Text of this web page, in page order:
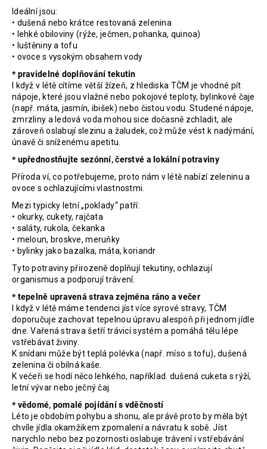
Ideální jsou:
• dušená nebo krátce restovaná zelenina
• lehké obiloviny (rýže, ječmen, pohanka, quinoa)
• luštěniny a tofu
• ovoce s vysokým obsahem vody
* pravidelné doplňování tekutin
I když v létě cítíme větší žízeň, z hlediska TČM je vhodné pít
nápoje, které jsou vlažné nebo pokojové teploty, bylinkové čaje
(např. máta, jasmín, ibišek) nebo čistou vodu. Studené nápoje,
zmrzliny a ledová voda mohou sice dočasně zchladit, ale
zároveň oslabují slezinu a žaludek, což může vést k nadýmání,
únavě či sníženému apetitu.
* upřednostňujte sezónní, čerstvé a lokální potraviny
Příroda ví, co potřebujeme, proto nám v létě nabízí zeleninu a
ovoce s ochlazujícími vlastnostmi.
Mezi typicky letní „poklady“ patří:
• okurky, cukety, rajčata
• saláty, rukola, čekanka
• meloun, broskve, meruňky
• bylinky jako bazalka, máta, koriandr
Tyto potraviny přirozeně doplňují tekutiny, ochlazují
organismus a podporují trávení.
* tepelně upravená strava zejména ráno a večer
I když v létě máme tendenci jíst více syrové stravy, TČM
doporučuje zachovat tepelnou úpravu alespoň při jednom jídle
dne. Vařená strava šetří trávicí systém a pomáhá tělu lépe
vstřebávat živiny.
K snídani může být teplá polévka (např. míso s tofu), dušená
zelenina či obilná kaše.
K večeři se hodí něco lehkého, například. dušená cuketa s rýží,
letní vývar nebo ječný čaj.
* vědomé, pomalé pojídání s vděčností
Léto je obdobím pohybu a shonu, ale právě proto by měla být
chvíle jídla okamžikem zpomalení a návratu k sobě. Jíst
narychlo nebo bez pozornosti oslabuje trávení i vstřebávání